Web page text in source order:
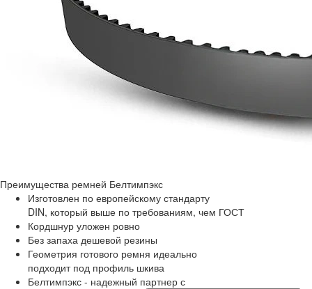
Преимущества ремней Белтимпэкс
Изготовлен по европейскому стандарту
DIN, который выше по требованиям, чем ГОСТ
Кордшнур уложен ровно
Без запаха дешевой резины
Геометрия готового ремня идеально
подходит под профиль шкива
Белтимпэкс - надежный партнер с